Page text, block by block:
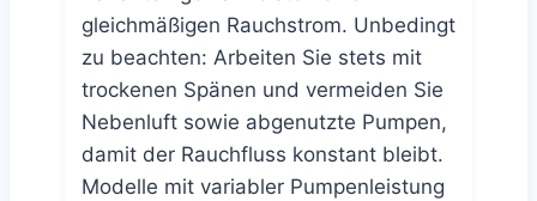
gleichmäßigen Rauchstrom. Unbedingt
zu beachten: Arbeiten Sie stets mit
trockenen Spänen und vermeiden Sie
Nebenluft sowie abgenutzte Pumpen,
damit der Rauchfluss konstant bleibt.
Modelle mit variabler Pumpenleistung